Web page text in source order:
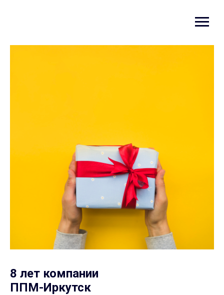
8 лет компании
ППМ-Иркутск